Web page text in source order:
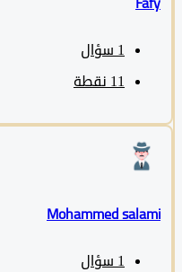
سؤال
نقطة
Mohammed
سؤال